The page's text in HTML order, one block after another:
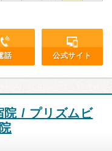
話 公式サイト
/ プリズムビ